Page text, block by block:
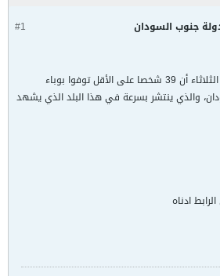
#1
أعلنت منظمة الصحة العالمية الثلاثاء أن 39 شخصا على الأقل توفوا بوباء
والذي ينتشر بسرعة في هذا البلد الذي يشهد
ادناه